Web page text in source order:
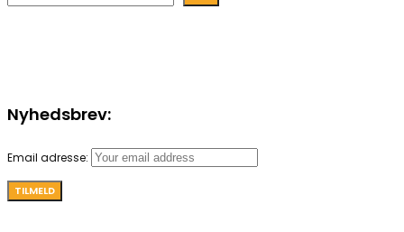
Nyhedsbrev:
Email adresse: